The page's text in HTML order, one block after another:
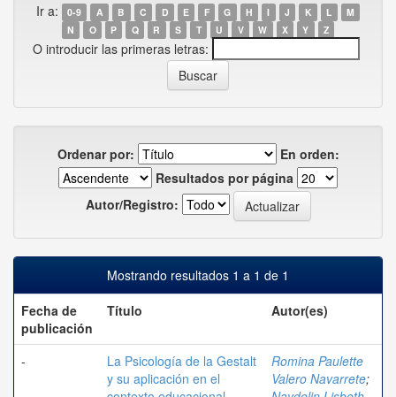
Ir a: 0-9 A B C D E F G H I J K L
M
N
O P Q R S T U V W X Y Z
O introducir las primeras letras:
Ordenar por:
En orden:
Resultados por página
Autor/Registro:
Mostrando resultados 1 a 1 de 1
Fecha de
publicación
Título Autor(es)
-
La Psicología de la Gestalt
y su aplicación en el
Romina Paulette
Valero Navarrete;